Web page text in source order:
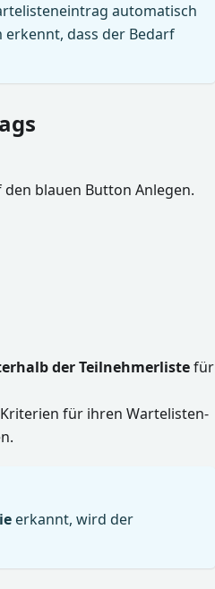
automatisch
erkennt, dass der Bedarf
blauen Button Anlegen.
der Teilnehmerlistefür
für ihren Wartelisten-
erkannt, wird der